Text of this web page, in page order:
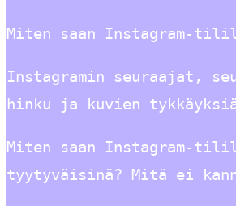
Miten saan Instagram-
Instagramin seuraajat,
hinku ja kuvien
Miten saan Instagram-
tyytyväisinä? Mitä ei